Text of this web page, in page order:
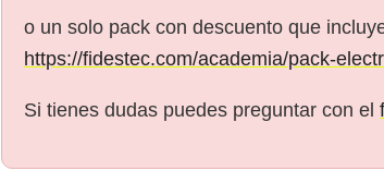
o un solo pack con descuento que
https://fidestec.com/academia/pack-
Si tienes dudas puedes preguntar con el